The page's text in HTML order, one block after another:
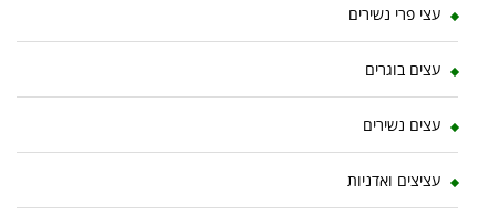
עצי פרי נשירים
עצים בוגרים
עצים נשירים
עציצים ואדניות